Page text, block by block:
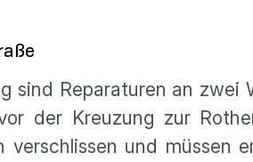
sind Reparaturen an
der Kreuzung zur
verschlissen und